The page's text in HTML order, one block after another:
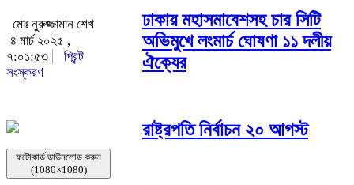
মোঃ নুরুজ্জামান শেখ
৪ মার্চ ২০২৫ ,
৭:০১:৫৩
প্রিন্ট
সংস্করণ
ফটোকার্ড ডাউনলোড করুন
(1080×1080)
ঢাকায় মহাসমাবেশসহ চার সিটি
অভিমুখে লংমার্চ ঘোষণা ১১ দলীয়
ঐক্যের
রাষ্ট্রপতি নির্বাচন ২০ আগস্ট